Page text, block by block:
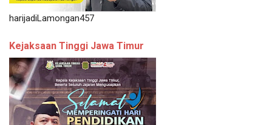
harijadiLamongan457
Kejaksaan Tinggi Jawa Timur